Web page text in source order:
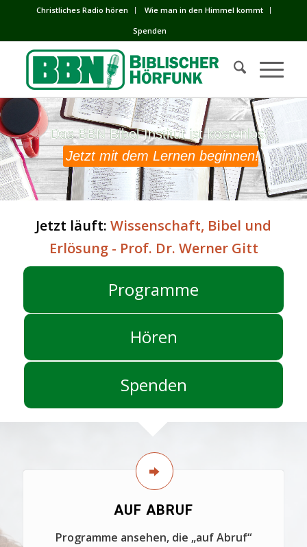
Сhristliches Radio hören
Wie man in den Himmel kommt
Spenden
Das BBN Bibel-Institut ist kostenlos!
Das BBN Bibel-Institut ist kostenlos!
Jetzt mit dem Lernen beginnen!
Jetzt läuft: Wissenschaft, Bibel und
Erlösung - Prof. Dr. Werner Gitt
Programme
Hören
Spenden
AUF ABRUF
Programme ansehen, die „auf Abruf“